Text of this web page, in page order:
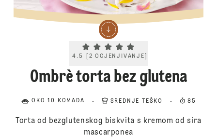
Current rating 4.5. Click to rate.
4.5 2 OCJENJIVANJE
Ombrè torta bez glutena
OKO 10 KOMADA SREDNJE TEŠKO 85
Torta od bezglutenskog biskvita s kremom od sira
mascarponea